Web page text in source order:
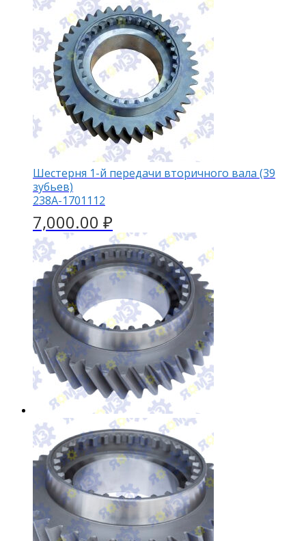
Шестерня 1-й передачи вторичного вала (39
зубьев)
238А-1701112
7,000.00 ₽